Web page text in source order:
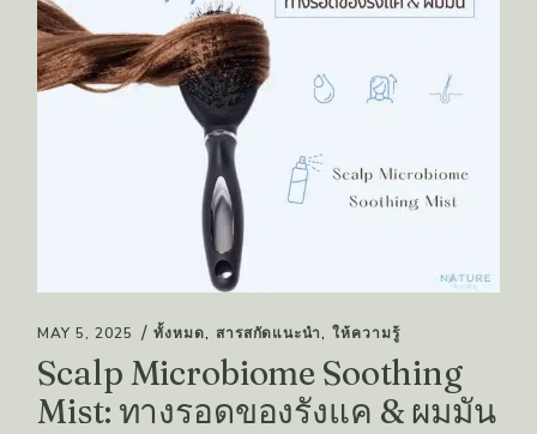
MAY 5, 2025 ทั้งหมด สารสกัดแนะนำ ให้ความรู้
Scalp Microbiome Soothing
Mist: ทางรอดของรังแค & ผมมัน